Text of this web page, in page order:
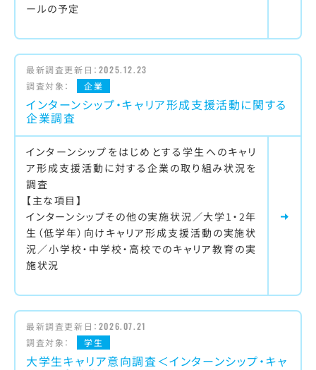
ールの予定
最新調査更新日： 2025.12.23
調査対象：
企業
インターンシップ・キャリア形成支援活動に関する
企業調査
インターンシップをはじめとする学生へのキャリ
ア形成支援活動に対する企業の取り組み状況を
調査
【主な項目】
インターンシップその他の実施状況／大学1・2年
生（低学年）向けキャリア形成支援活動の実施状
況／小学校・中学校・高校でのキャリア教育の実
施状況
最新調査更新日： 2026.07.21
調査対象：
学生
大学生キャリア意向調査＜インターンシップ・キャ